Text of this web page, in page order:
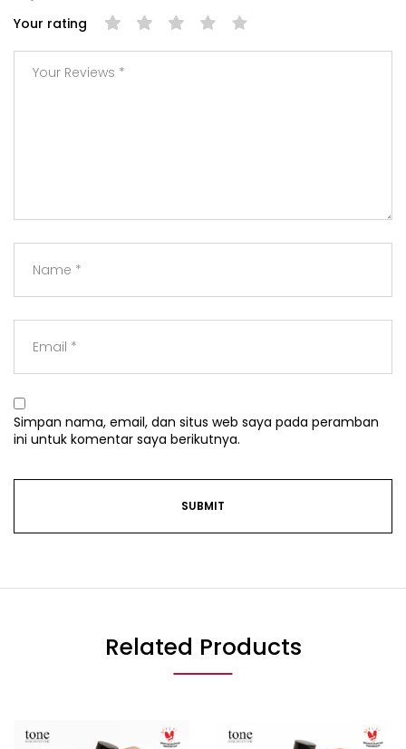
Your rating
Simpan nama, email, dan situs web saya pada peramban
ini untuk komentar saya berikutnya.
Related Products